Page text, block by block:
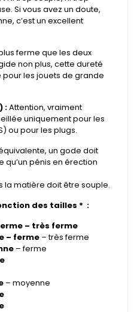
Si vous avez un doute,
c’est un excellent
ferme que les deux
non plus, cette dureté
les jouets de grande
:Attention, vraiment
uniquement pour les
ou pour les plugs.
un gode doit
pénis en érection
la matière doit être souple.
des tailles * :
– très ferme
– ferme– très ferme
– ferme
– moyenne